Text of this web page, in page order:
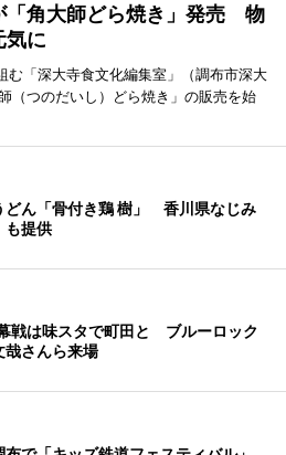
「角大師どら焼き」発売 物
気に
む「深大寺食文化編集室」（調布市深大
（つのだいし）どら焼き」の販売を始
どん「骨付き鶏 樹」 香川県なじみ
も提供
戦は味スタで町田と ブルーロック
哉さんら来場